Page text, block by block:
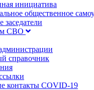
инициатива
общественное
СВО
справочник
контакты COVID-19